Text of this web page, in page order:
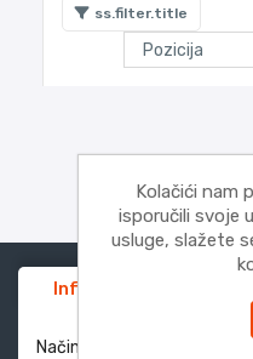
ss.filter.title
Informacije
Način dostave i povrati
Kolačići nam
isporučili svoje
usluge, slažete